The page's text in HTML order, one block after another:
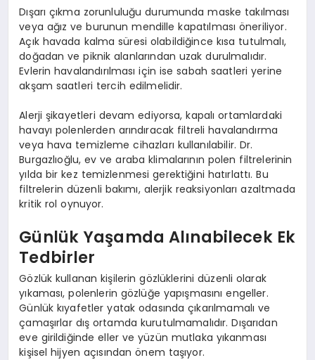
Dışarı çıkma zorunluluğu durumunda maske takılması
veya ağız ve burunun mendille kapatılması öneriliyor.
Açık havada kalma süresi olabildiğince kısa tutulmalı,
doğadan ve piknik alanlarından uzak durulmalıdır.
Evlerin havalandırılması için ise sabah saatleri yerine
akşam saatleri tercih edilmelidir.
Alerji şikayetleri devam ediyorsa, kapalı ortamlardaki
havayı polenlerden arındıracak filtreli havalandırma
veya hava temizleme cihazları kullanılabilir. Dr.
Burgazlıoğlu, ev ve araba klimalarının polen filtrelerinin
yılda bir kez temizlenmesi gerektiğini hatırlattı. Bu
filtrelerin düzenli bakımı, alerjik reaksiyonları azaltmada
kritik rol oynuyor.
Günlük Yaşamda Alınabilecek Ek
Tedbirler
Gözlük kullanan kişilerin gözlüklerini düzenli olarak
yıkaması, polenlerin gözlüğe yapışmasını engeller.
Günlük kıyafetler yatak odasında çıkarılmamalı ve
çamaşırlar dış ortamda kurutulmamalıdır. Dışarıdan
eve girildiğinde eller ve yüzün mutlaka yıkanması
kişisel hijyen açısından önem taşıyor.